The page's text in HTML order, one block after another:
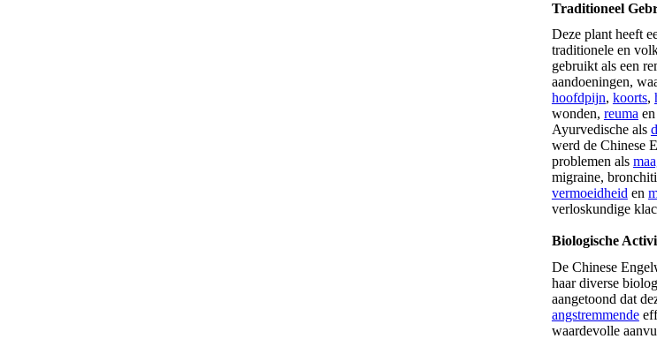
Traditioneel
Deze plant heeft
traditionele en
gebruikt als een
aandoeningen,
hoofdpijn, koorts,
wonden, reuma en
Ayurvedische als
werd de Chinese
problemen als
migraine,
vermoeidheid en
verloskundige
Biologische
De Chinese
haar diverse
aangetoond dat
angstremmende
waardevolle